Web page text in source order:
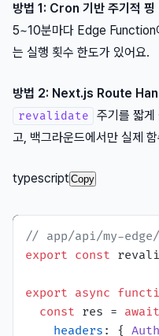
방법 1: Cron 기반 주기적 핑
5~10분마다 Edge Function
는 실행 횟수 한도가 있어요.
방법 2: Next.js Route
revalidate
주기를 짧게
고, 백그라운드에서만 실제
typescriptCopy
// app/api/my-
export const
export async
const res = await
headers : {